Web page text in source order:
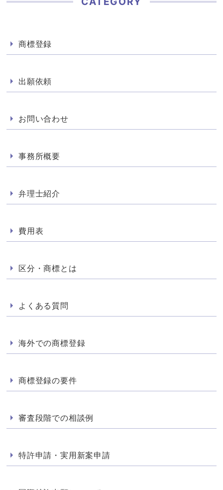
商標登録
出願依頼
お問い合わせ
事務所概要
弁理士紹介
費用表
区分・商標とは
よくある質問
海外での商標登録
商標登録の要件
審査段階での相談例
特許申請・実用新案申請